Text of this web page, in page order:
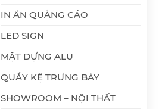
IN ẤN QUẢNG CÁO
LED SIGN
MẶT DỰNG ALU
QUẦY KỆ TRƯNG BÀY
SHOWROOM – NỘI THẤT